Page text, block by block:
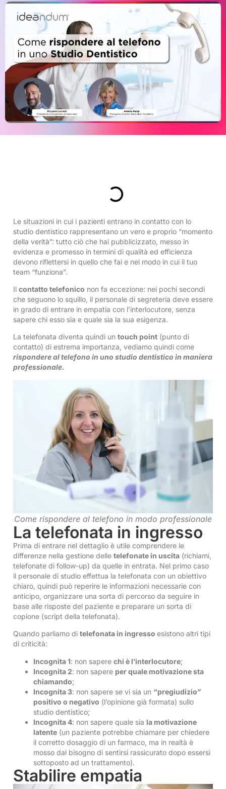
Le situazioni in cui i pazienti entrano in contatto con lo
studio dentistico rappresentano un vero e proprio “momento
della verità”: tutto ciò che hai pubblicizzato, messo in
evidenza e promesso in termini di qualità ed efficienza
devono riflettersi in quello che fai e nel modo in cui il tuo
team “funziona”.
Il contatto telefonico non fa eccezione: nei pochi secondi
che seguono lo squillo, il personale di segreteria deve essere
in grado di entrare in empatia con l’interlocutore, senza
sapere chi esso sia e quale sia la sua esigenza.
La telefonata diventa quindi un touch point (punto di
contatto) di estrema importanza, vediamo quindi come
rispondere al telefono in uno studio dentistico in maniera
professionale.
Come rispondere al telefono in modo professionale
La telefonata in ingresso
Prima di entrare nel dettaglio è utile comprendere le
differenze nella gestione delle telefonate in uscita (richiami,
telefonate di follow-up) da quelle in entrata. Nel primo caso
il personale di studio effettua la telefonata con un obiettivo
chiaro, quindi può reperire le informazioni necessarie con
anticipo, organizzare una sorta di percorso da seguire in
base alle risposte del paziente e preparare un sorta di
copione (script della telefonata).
Quando parliamo di telefonata in ingresso esistono altri tipi
di criticità:
Incognita 1: non sapere chi è l’interlocutore;
Incognita 2: non sapere per quale motivazione sta
chiamando;
Incognita 3: non sapere se vi sia un “pregiudizio”
positivo o negativo (l’opinione già formata) sullo
studio dentistico;
Incognita 4: non sapere quale sia la motivazione
latente (un paziente potrebbe chiamare per chiedere
il corretto dosaggio di un farmaco, ma in realtà è
mosso dal bisogno di sentirsi rassicurato dopo essersi
sottoposto ad un trattamento).
Stabilire empatia